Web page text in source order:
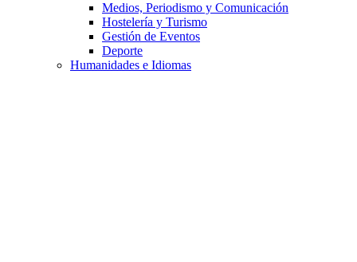
Medios, Periodismo y Comunicación
Hostelería y Turismo
Gestión de Eventos
Deporte
Humanidades e Idiomas